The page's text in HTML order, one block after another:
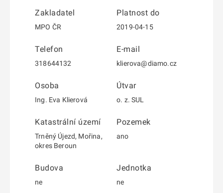
Zakladatel
MPO ČR
Platnost do
2019-04-15
Telefon
318644132
E-mail
klierova@diamo.cz
Osoba
Ing. Eva Klierová
Útvar
o. z. SUL
Katastrální území
Trněný Újezd, Mořina,
okres Beroun
Pozemek
ano
Budova
ne
Jednotka
ne